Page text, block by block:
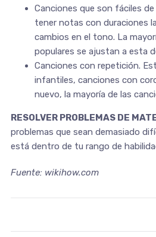
Canciones que son fáciles
tener notas con duraciones
cambios en el tono. La
populares se ajustan a esta
Canciones con repetición.
infantiles, canciones con
nuevo, la mayoría de las
RESOLVER PROBLEMAS DE
problemas que sean demasiado
está dentro de tu rango de
Fuente: wikihow.com